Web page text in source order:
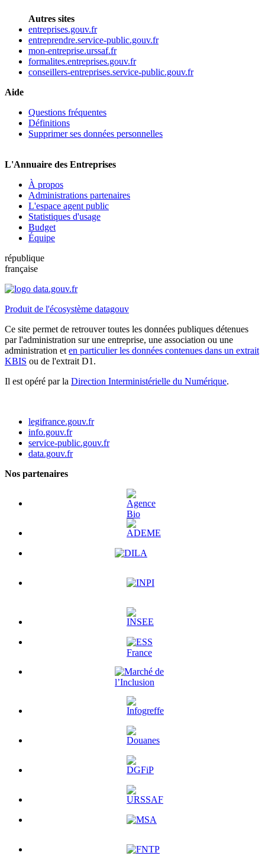
Autres sites
entreprises.gouv.fr
entreprendre.service-public.gouv.fr
mon-entreprise.urssaf.fr
formalites.entreprises.gouv.fr
conseillers-entreprises.service-public.gouv.fr
Aide
Questions fréquentes
Définitions
Supprimer ses données personnelles
L'Annuaire des Entreprises
À propos
Administrations partenaires
L'espace agent public
Statistiques d'usage
Budget
Équipe
république
française
Produit de l'écosystème datagouv
Ce site permet de retrouver toutes les données publiques détenues
par l'administration sur une entreprise, une association ou une
administration et en particulier les données contenues dans un extrait
KBIS ou de l'extrait D1.
Il est opéré par la Direction Interministérielle du Numérique.
legifrance.gouv.fr
info.gouv.fr
service-public.gouv.fr
data.gouv.fr
Nos partenaires